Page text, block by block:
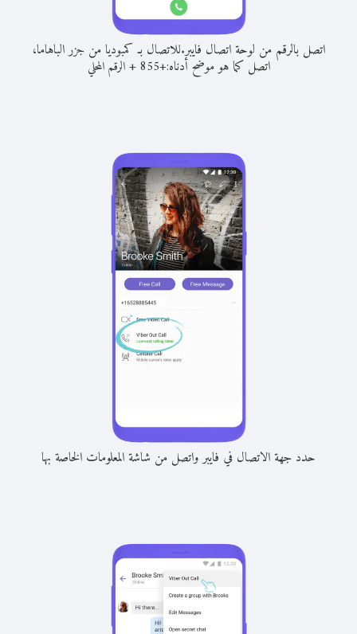
اتصل بالرقم من لوحة اتصال فايبر.للاتصال بـ كمبوديا من جزر الباهاما،
اتصل كما هو موضح أدناه:+
855
+الرقم المحلي
حدد جهة الاتصال في فايبر واتصل من شاشة المعلومات الخاصة بها